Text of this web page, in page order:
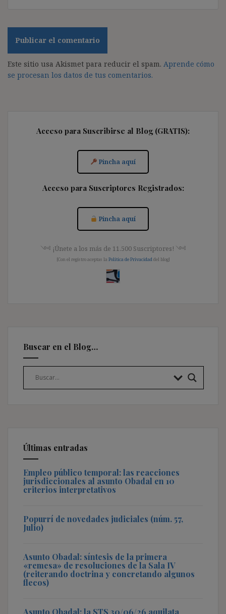
Este sitio usa Akismet para reducir el spam. Aprende cómo
se procesan los datos de tus comentarios.
Acceso para Suscribirse al Blog (GRATIS):
Pincha aquí
Acceso para Suscriptores Registrados:
Pincha aquí
༺ ¡Únete a los más de 11.500 Suscriptores! ༺
[Con el registro aceptas la Política de Privacidad del blog]
Buscar en el Blog…
Últimas entradas
Empleo público temporal: las reacciones
jurisdiccionales al asunto Obadal en 10
criterios interpretativos
Popurrí de novedades judiciales (núm. 57,
Julio)
Asunto Obadal: síntesis de la primera
«remesa» de resoluciones de la Sala IV
(reiterando doctrina y concretando algunos
flecos)
Asunto Obadal: la STS 30/06/26 aquilata